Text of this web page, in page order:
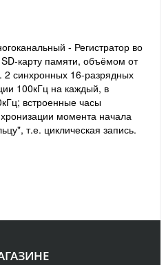
- Регистратор во
карту памяти, объёмом от
синхронных 16-разрядных
100кГц на каждый, в
встроенные часы
момента начала
т.е. циклическая запись.